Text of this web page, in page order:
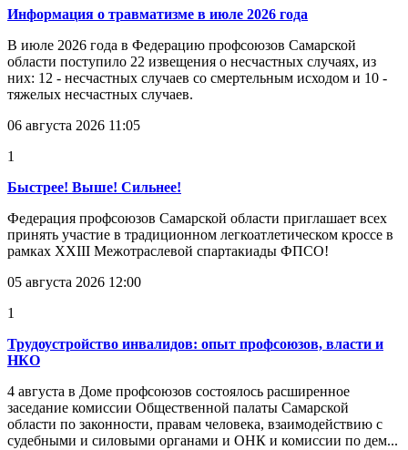
Информация о травматизме в июле 2026 года
В июле 2026 года в Федерацию профсоюзов Самарской
области поступило 22 извещения о несчастных случаях, из
них: 12 - несчастных случаев со смертельным исходом и 10 -
тяжелых несчастных случаев.
06 августа 2026 11:05
1
Быстрее! Выше! Сильнее!
Федерация профсоюзов Самарской области приглашает всех
принять участие в традиционном легкоатлетическом кроссе в
рамках XXIII Межотраслевой спартакиады ФПСО!
05 августа 2026 12:00
1
Трудоустройство инвалидов: опыт профсоюзов, власти и
НКО
4 августа в Доме профсоюзов состоялось расширенное
заседание комиссии Общественной палаты Самарской
области по законности, правам человека, взаимодействию с
судебными и силовыми органами и ОНК и комиссии по дем...